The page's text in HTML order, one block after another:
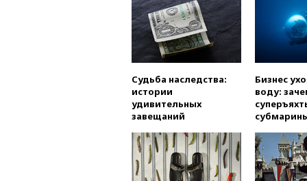
Судьба наследства:
истории
удивительных
завещаний
Бизнес
воду: